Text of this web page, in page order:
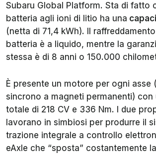
Subaru Global Platform. Sta di fatto
batteria agli ioni di litio ha una
(netta di 71,4 kWh). Il
batteria è a liquido, mentre la
stessa è di 8 anni o 150.000
È presente un motore per ogni asse
sincrono a magneti permanenti) con
totale di 218 CV e 336 Nm. I due
lavorano in simbiosi per produrre il
trazione integrale a controllo
eAxle che “sposta” costantemente